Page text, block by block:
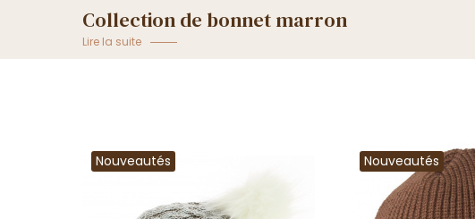
Collection de bonnet marron
Lire la suite
Nouveautés Nouveautés